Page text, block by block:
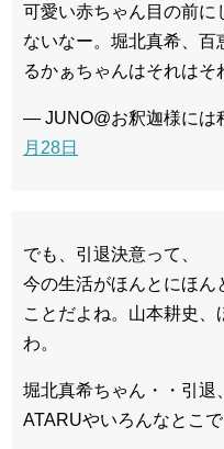
可愛い赤ちゃん目の前に
ないなー。堀北真希、百
るかぁちゃんはそれはそ
— JUNO@お釈迦様には
月28日
でも、引退決意って、
今の生活がほんとにほん
ことだよね。山本耕史
わ。
堀北真希ちゃん・・引退
ATARUやいろんなとこ